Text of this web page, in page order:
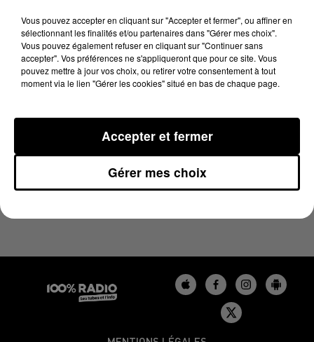
15 novembre 2024 - 4 min 9 sec
LES INFOS DU BÉARN DU 15/11/2024 À 08H30
Vous pouvez accepter en cliquant sur "Accepter et fermer", ou affiner en
sélectionnant les finalités et/ou partenaires dans "Gérer mes choix".
Vous pouvez également refuser en cliquant sur "Continuer sans
accepter". Vos préférences ne s'appliqueront que pour ce site. Vous
pouvez mettre à jour vos choix, ou retirer votre consentement à tout
moment via le lien "Gérer les cookies" situé en bas de chaque page.
Gérer mes choix
Accepter et fermer